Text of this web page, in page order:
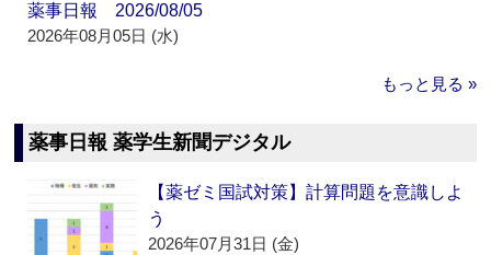
薬事日報 2026/08/05
2026年08月05日 (水)
もっと見る »
薬事日報 薬学生新聞デジタル
【薬ゼミ国試対策】計算問題を意識しよ
う
2026年07月31日 (金)